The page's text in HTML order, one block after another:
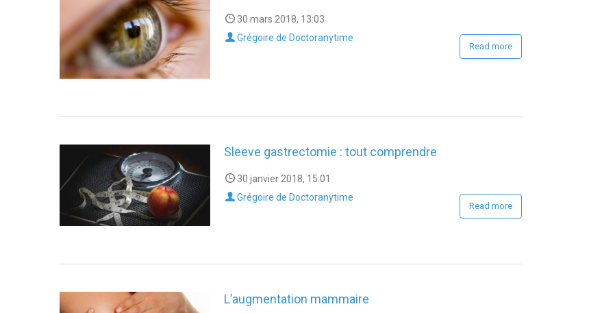
30 mars 2018, 13:03
Grégoire de Doctoranytime
Read more
Sleeve gastrectomie : tout comprendre
30 janvier 2018, 15:01
Grégoire de Doctoranytime
Read more
L’augmentation mammaire